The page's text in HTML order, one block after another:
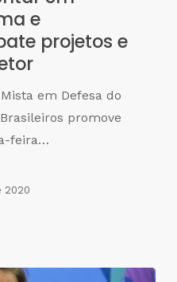
e
projetos e
em Defesa do
promove
feira…
2020